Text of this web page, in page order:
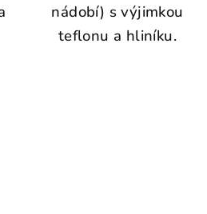
nádobí) s výjimkou
teflonu a hliníku.